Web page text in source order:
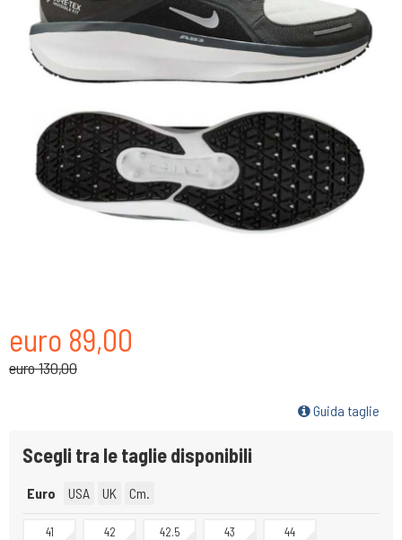
euro 89,00
euro 130,00
Guida taglie
Scegli tra le taglie disponibili
Euro USA UK Cm.
41 42 42.5 43 44